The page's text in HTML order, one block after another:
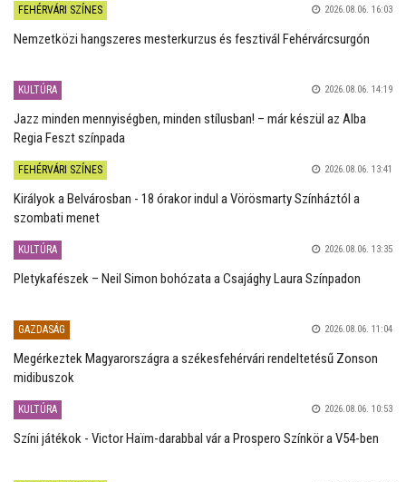
FEHÉRVÁRI SZÍNES 2026.08.06. 16:03
Nemzetközi hangszeres mesterkurzus és fesztivál Fehérvárcsurgón
KULTÚRA 2026.08.06. 14:19
Jazz minden mennyiségben, minden stílusban! – már készül az Alba
Regia Feszt színpada
FEHÉRVÁRI SZÍNES 2026.08.06. 13:41
Királyok a Belvárosban - 18 órakor indul a Vörösmarty Színháztól a
szombati menet
KULTÚRA 2026.08.06. 13:35
Pletykafészek – Neil Simon bohózata a Csajághy Laura Színpadon
GAZDASÁG 2026.08.06. 11:04
Megérkeztek Magyarországra a székesfehérvári rendeltetésű Zonson
midibuszok
KULTÚRA 2026.08.06. 10:53
Színi játékok - Victor Haïm-darabbal vár a Prospero Színkör a V54-ben